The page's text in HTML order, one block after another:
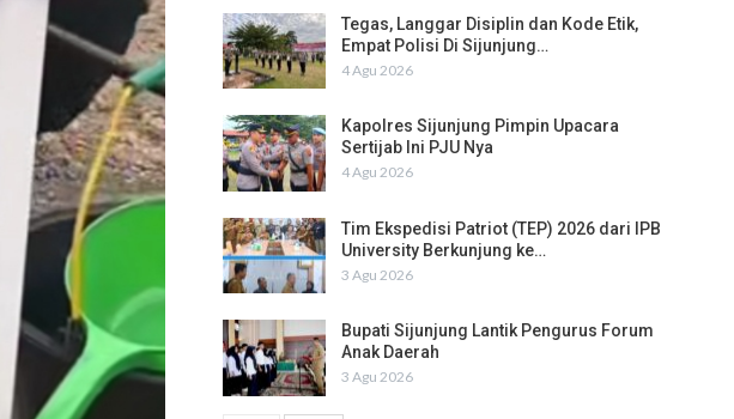
Tegas, Langgar Disiplin dan Kode Etik,
Empat Polisi Di Sijunjung…
4 Agu 2026
Kapolres Sijunjung Pimpin Upacara
Sertijab Ini PJU Nya
4 Agu 2026
Tim Ekspedisi Patriot (TEP) 2026 dari IPB
University Berkunjung ke…
3 Agu 2026
Bupati Sijunjung Lantik Pengurus Forum
Anak Daerah
3 Agu 2026